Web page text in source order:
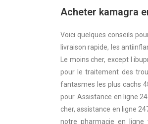
Acheter kamagra
Voici quelques conseils
livraison rapide, les
Le moins cher, except l
pour le traitement des
fantasmes les plus cachs
pour. Assistance en ligne
cher, assistance en ligne
notre pharmacie en ligne